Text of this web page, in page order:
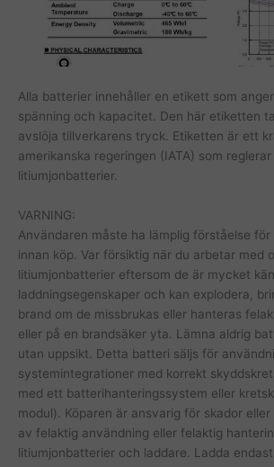
Alla batterier innehåller en etikett som
spänning och kapacitet. Den här etiketten
avslöja tillverkarens tryck. Etiketten är ett
amerikanska regeringen (IATA) som
litiumjonbatterier.
VARNING:
Användaren måste ha lämplig förståelse
innan köp. Var försiktig när du arbetar med
litiumjonbatterier eftersom de är mycket
laddningsegenskaper och kan explodera,
brand om de missbrukas eller hanteras
eller på en brandsäker yta. Lämna aldrig
utan uppsikt. Detta batteri säljs för
systemintegrationer med korrekt
med ett batterihanteringssystem eller
modul). Köparen är ansvarig för skador
av felaktig användning eller felaktig
litiumjonbatterier och laddare. Ladda